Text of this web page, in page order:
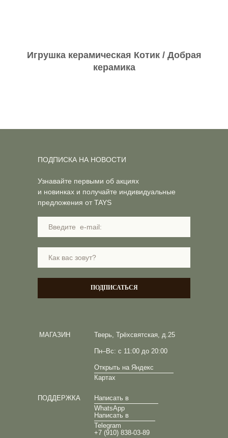
Игрушка керамическая Котик / Добрая
керамика
Тверь, Трёхсвятская, д.25
Пн–Вс: с 11:00 до 20:00
Открыть на Яндекс
Картах
МАГАЗИН
ПОДДЕРЖКА
Написать в
WhatsApp
Написать в
Telegram
+7 (910) 838-03-89
Узнавайте первыми об акциях
и новинках и получайте индивидуальные
предложения от TAYS
ПОДПИСАТЬСЯ
ПОДПИСКА НА НОВОСТИ